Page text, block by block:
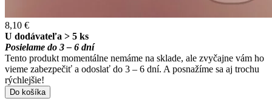
8,10 €
U dodávateľa > 5 ks
Posielame do 3 – 6 dní
Tento produkt momentálne nemáme na sklade, ale zvyčajne vám ho
vieme zabezpečiť a odoslať do 3 – 6 dní. A posnažíme sa aj trochu
rýchlejšie!
Do košíka